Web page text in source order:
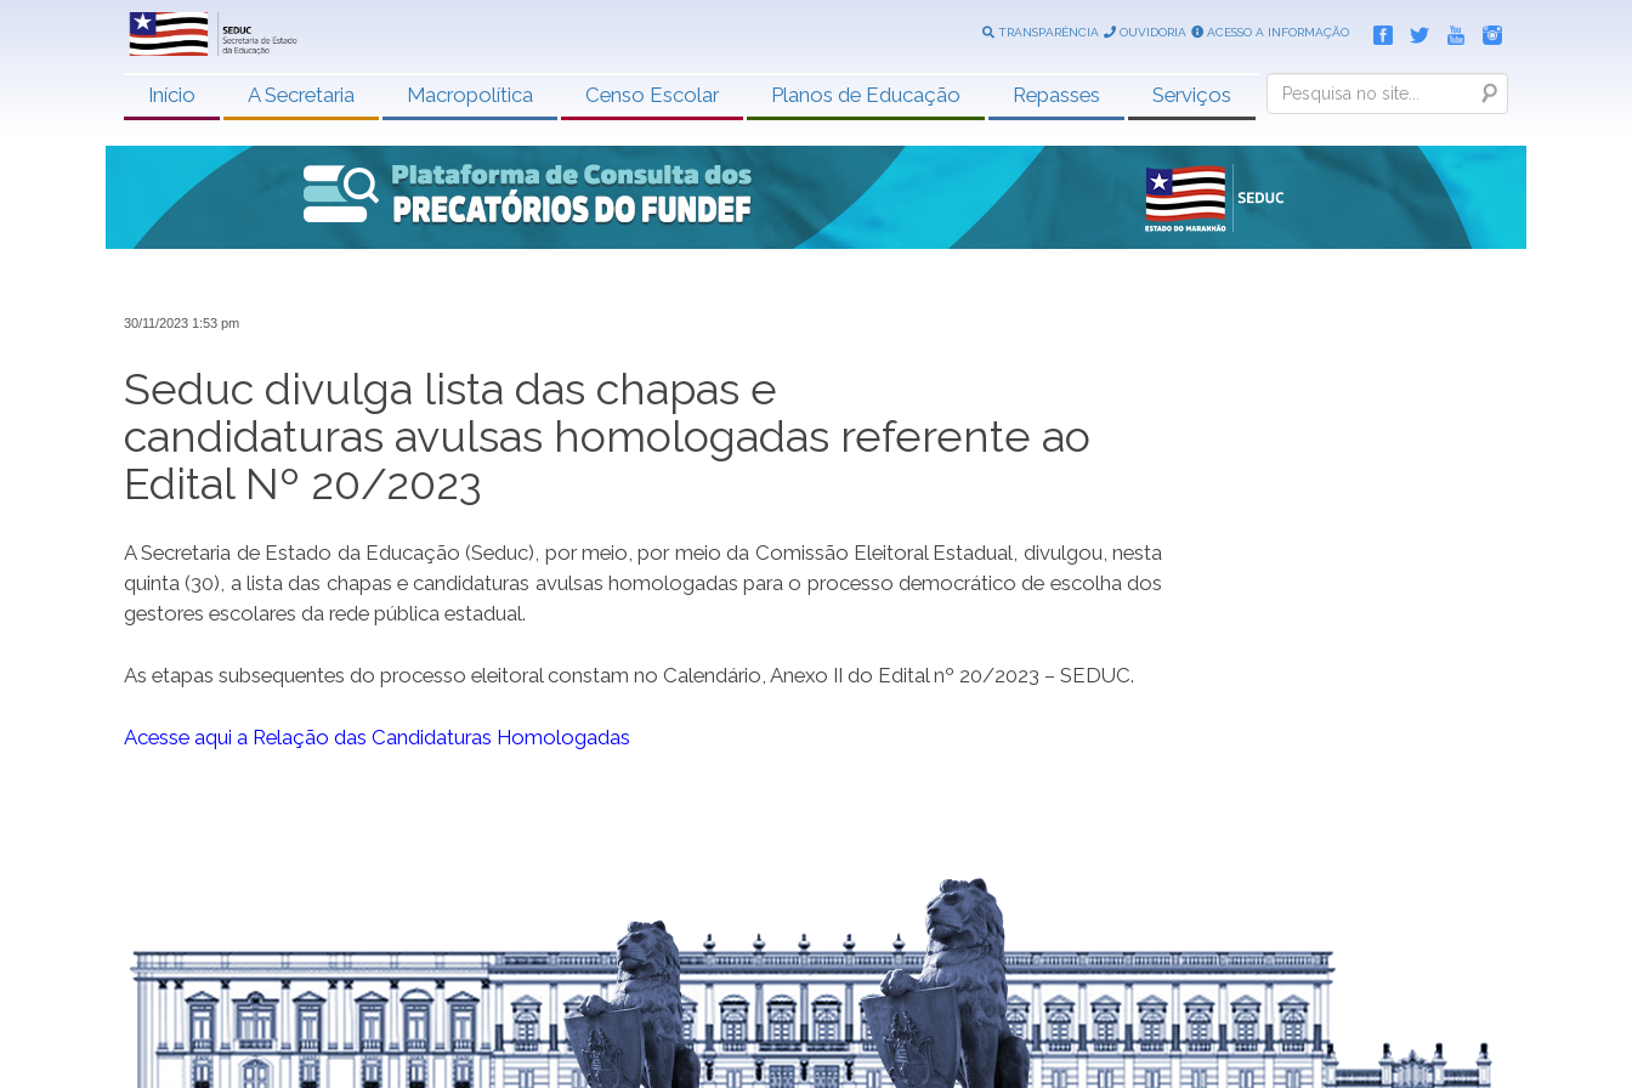
TRANSPARÊNCIA OUVIDORIA ACESSO A INFORMAÇÃO
Início A Secretaria Macropolítica Censo Escolar Planos de Educação Repasses Serviços Search
30/11/2023 1:53 pm
Seduc divulga lista das chapas e
candidaturas avulsas homologadas referente ao
Edital Nº 20/2023
A Secretaria de Estado da Educação (Seduc), por meio, por meio da Comissão Eleitoral Estadual, divulgou, nesta
quinta (30), a lista das chapas e candidaturas avulsas homologadas para o processo democrático de escolha dos
gestores escolares da rede pública estadual.
As etapas subsequentes do processo eleitoral constam no Calendário, Anexo II do Edital nº 20/2023 – SEDUC.
Acesse aqui a Relação das Candidaturas Homologadas